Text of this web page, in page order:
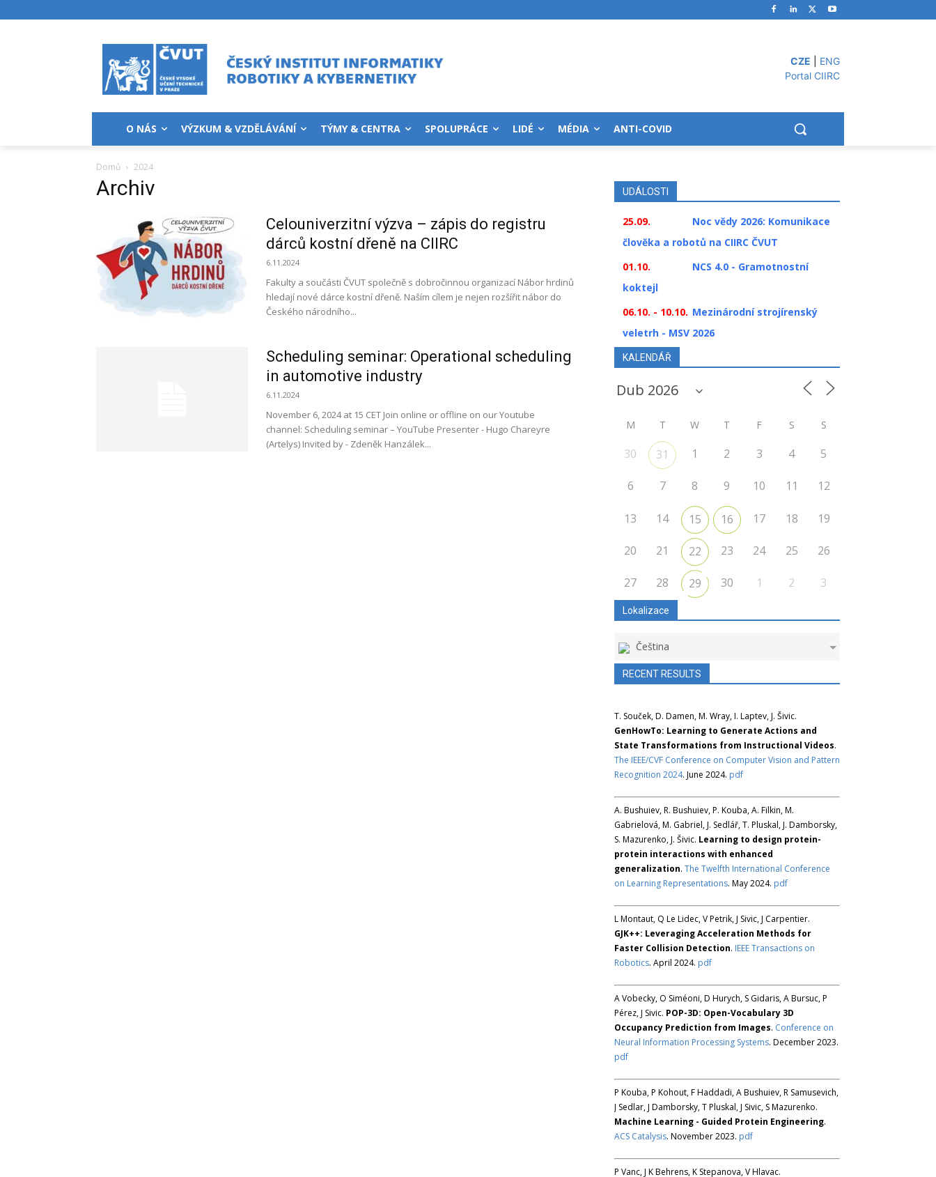
CZE
ENG
Portal CIIRC
O NÁS VÝZKUM & VZDĚLÁVÁNÍ TÝMY & CENTRA SPOLUPRÁCE LIDÉ MÉDIA ANTI-COVID
Domů 2024
Archiv
Celouniverzitní výzva – zápis do registru
dárců kostní dřeně na CIIRC
6.11.2024
Fakulty a součásti ČVUT společně s dobročinnou organizací Nábor hrdinů
hledají nové dárce kostní dřeně. Naším cílem je nejen rozšířit nábor do
Českého národního...
Scheduling seminar: Operational scheduling
in automotive industry
6.11.2024
November 6, 2024 at 15 CET Join online or offline on our Youtube
channel: Scheduling seminar – YouTube Presenter - Hugo Chareyre
(Artelys) Invited by - Zdeněk Hanzálek...
UDÁLOSTI
25.09.
Noc vědy 2026: Komunikace
člověka a robotů na CIIRC ČVUT
01.10.
NCS 4.0 - Gramotnostní
koktejl
06.10. - 10.10. Mezinárodní strojírenský
veletrh - MSV 2026
KALENDÁŘ
M T W T F S S
30 31 1 2 3 4 5
6 7 8 9 10 11 12
13 14 15 16 17 18 19
20 21 22 23 24 25 26
27 28 29 30 1 2 3
Lokalizace
Čeština
RECENT RESULTS
T. Souček, D. Damen, M. Wray, I. Laptev, J. Šivic.
GenHowTo: Learning to Generate Actions and
State Transformations from Instructional Videos.
The IEEE/CVF Conference on Computer Vision and Pattern
Recognition 2024. June 2024. pdf
A. Bushuiev, R. Bushuiev, P. Kouba, A. Filkin, M.
Gabrielová, M. Gabriel, J. Sedlář, T. Pluskal, J. Damborsky,
S. Mazurenko, J. Šivic. Learning to design protein-
protein interactions with enhanced
generalization. The Twelfth International Conference
on Learning Representations. May 2024. pdf
L Montaut, Q Le Lidec, V Petrik, J Sivic, J Carpentier.
GJK++: Leveraging Acceleration Methods for
Faster Collision Detection. IEEE Transactions on
Robotics. April 2024. pdf
A Vobecky, O Siméoni, D Hurych, S Gidaris, A Bursuc, P
Pérez, J Sivic. POP-3D: Open-Vocabulary 3D
Occupancy Prediction from Images. Conference on
Neural Information Processing Systems. December 2023.
pdf
P Kouba, P Kohout, F Haddadi, A Bushuiev, R Samusevich,
J Sedlar, J Damborsky, T Pluskal, J Sivic, S Mazurenko.
Machine Learning - Guided Protein Engineering.
ACS Catalysis. November 2023. pdf
P Vanc, J K Behrens, K Stepanova, V Hlavac.